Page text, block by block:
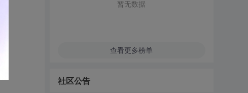
暂无数据
查看更多榜单
社区公告